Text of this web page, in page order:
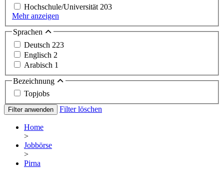
Hochschule/Universität 203
Mehr anzeigen
Sprachen
Deutsch 223
Englisch 2
Arabisch 1
Bezeichnung
Topjobs
Filter anwenden Filter löschen
Home
>
Jobbörse
>
Pirna